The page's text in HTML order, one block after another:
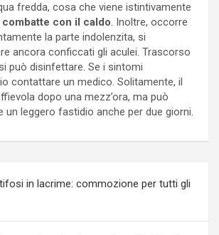
fredda, cosa che viene istintivamente
combatte con il caldo. Inoltre, occorre
la parte indolenzita, si
ancora conficcati gli aculei. Trascorso
può disinfettare. Se i sintomi
contattare un medico. Solitamente, il
dopo una mezz’ora, ma può
un leggero fastidio anche per due giorni.
in lacrime: commozione per tutti gli